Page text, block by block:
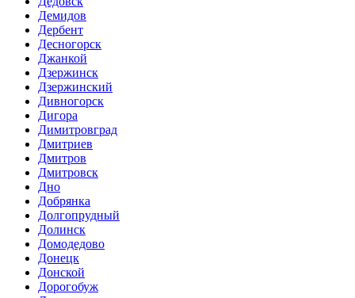
Демидов
Дербент
Десногорск
Джанкой
Дзержинск
Дзержинский
Дивногорск
Дигора
Димитровград
Дмитриев
Дмитров
Дмитровск
Дно
Добрянка
Долгопрудный
Долинск
Домодедово
Донецк
Донской
Дорогобуж